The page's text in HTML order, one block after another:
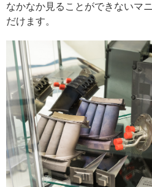
なかなか見ることができないマ
だけます。